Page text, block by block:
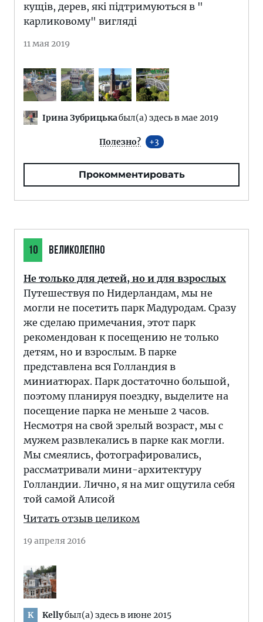
кущів, дерев, які підтримуються в "
карликовому" вигляді
11 мая 2019
Ірина Зубрицькабыл(а) здесь в мае 2019
Полезно? 3
Прокомментировать
10 ВЕЛИКОЛЕПНО
Не только для детей, но и для взрослых
Путешествуя по Нидерландам, мы не
могли не посетить парк Мадуродам. Сразу
же сделаю примечания, этот парк
рекомендован к посещению не только
детям, но и взрослым. В парке
представлена вся Голландия в
миниатюрах. Парк достаточно большой,
поэтому планируя поездку, выделите на
посещение парка не меньше 2 часов.
Несмотря на свой зрелый возраст, мы с
мужем развлекались в парке как могли.
Мы смеялись, фотографировались,
рассматривали мини-архитектуру
Голландии. Лично, я на миг ощутила себя
той самой Алисой
Читать отзыв целиком
19 апреля 2016
K Kellyбыл(а) здесь в июне 2015